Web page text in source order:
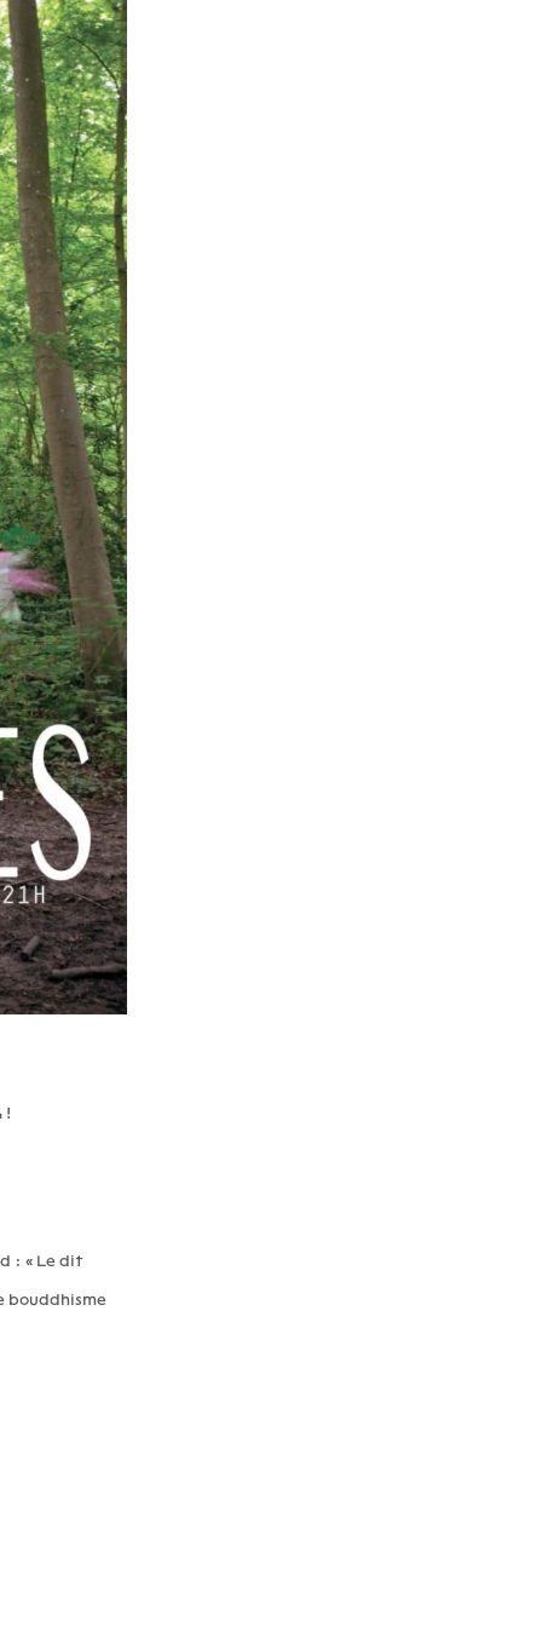
!
: « Le dit
bouddhisme